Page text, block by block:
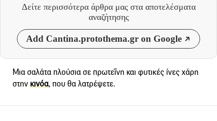
Δείτε περισσότερα άρθρα μας στα αποτελέσματα
αναζήτησης
Add Cantina.protothema.gr on Google
Μια σαλάτα πλούσια σε πρωτεΐνη και φυτικές ίνες χάρη
στην κινόα, που θα λατρέψετε.